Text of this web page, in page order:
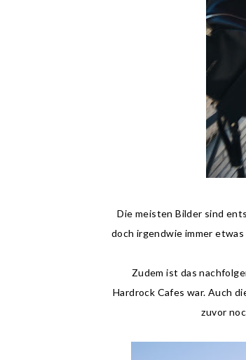
Die meisten Bilder sind
doch irgendwie immer
Zudem ist das
Hardrock Cafes war. Auch
zuvor